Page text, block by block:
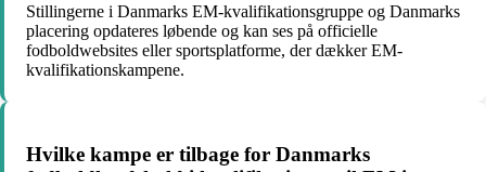
Stillingerne i Danmarks EM-kvalifikationsgruppe og Danmarks
placering opdateres løbende og kan ses på officielle
fodboldwebsites eller sportsplatforme, der dækker EM-
kvalifikationskampene.
Hvilke kampe er tilbage for Danmarks